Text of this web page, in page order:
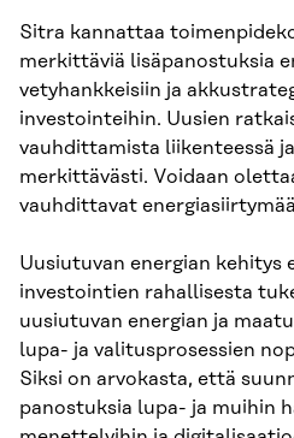
Sitra kannattaa
merkittäviä lisäpanostuksia
vetyhankkeisiin ja
investointeihin. Uusien
vauhdittamista liikenteessä
merkittävästi. Voidaan
vauhdittavat
Uusiutuvan energian kehitys
investointien rahallisesta
uusiutuvan energian ja
lupa- ja valitusprosessien
Siksi on arvokasta, että
panostuksia lupa- ja muihin